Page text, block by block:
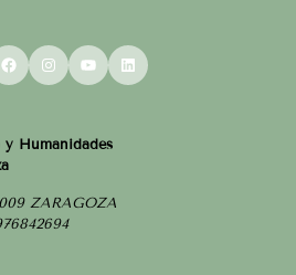
FacebookInstagram
YouTubeLinkedIn
Humanidades
ZARAGOZA